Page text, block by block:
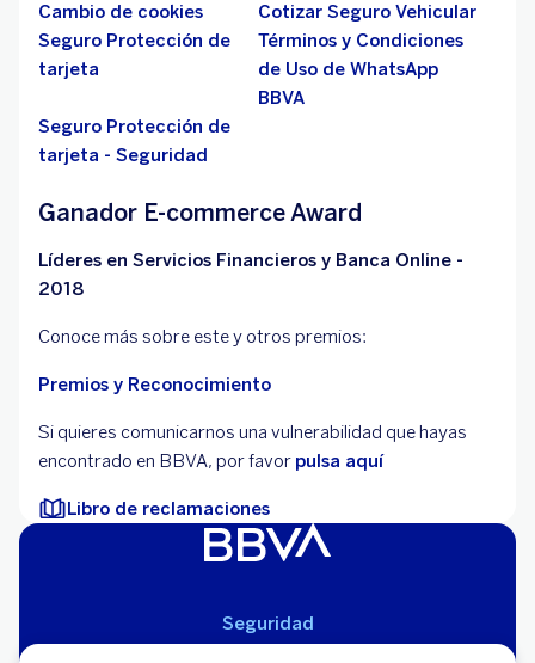
Cambio de cookies
Cotizar Seguro Vehicular
Seguro Protección de
tarjeta
Términos y Condiciones
de Uso de WhatsApp
BBVA
Seguro Protección de
tarjeta - Seguridad
Ganador E-commerce Award
Líderes en Servicios Financieros y Banca Online -
2018
Conoce más sobre este y otros premios:
Premios y Reconocimiento
Si quieres comunicarnos una vulnerabilidad que hayas
encontrado en BBVA, por favor pulsa aquí
Libro de reclamaciones
Seguridad